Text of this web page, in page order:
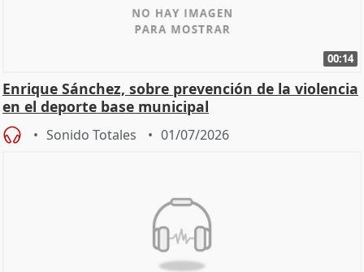
00:14
Enrique Sánchez, sobre prevención de la violencia
en el deporte base municipal
Sonido Totales 01/07/2026